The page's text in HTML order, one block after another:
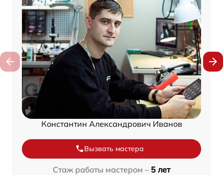
Константин Александрович Иванов
Вызвать мастера
Стаж работы мастером – 5 лет